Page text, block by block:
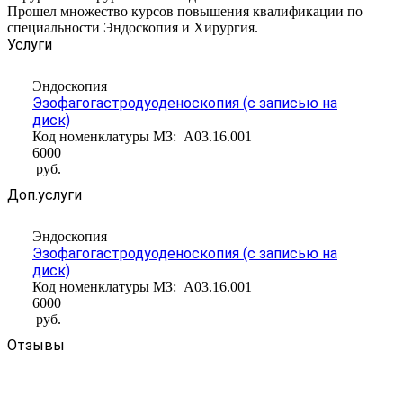
Прошел множество курсов повышения квалификации по
специальности Эндоскопия и Хирургия.
Услуги
Эндоскопия
Эзофагогастродуоденоскопия (с записью на
диск)
Код номенклатуры МЗ: A03.16.001
6000
руб.
Доп.услуги
Эндоскопия
Эзофагогастродуоденоскопия (с записью на
диск)
Код номенклатуры МЗ: A03.16.001
6000
руб.
Отзывы